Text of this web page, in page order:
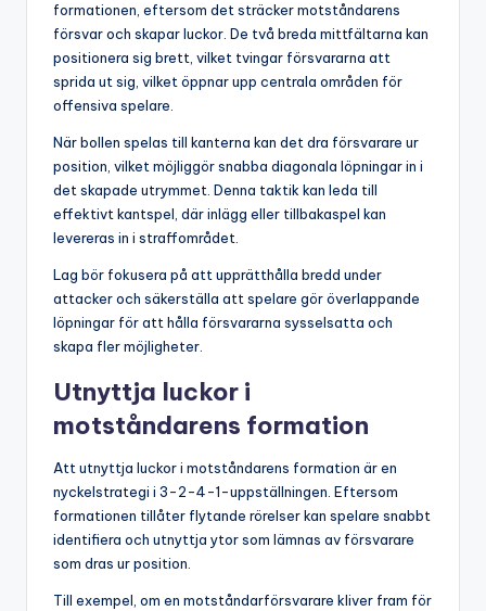
formationen, eftersom det sträcker motståndarens
försvar och skapar luckor. De två breda mittfältarna kan
positionera sig brett, vilket tvingar försvararna att
sprida ut sig, vilket öppnar upp centrala områden för
offensiva spelare.
När bollen spelas till kanterna kan det dra försvarare ur
position, vilket möjliggör snabba diagonala löpningar in i
det skapade utrymmet. Denna taktik kan leda till
effektivt kantspel, där inlägg eller tillbakaspel kan
levereras in i straffområdet.
Lag bör fokusera på att upprätthålla bredd under
attacker och säkerställa att spelare gör överlappande
löpningar för att hålla försvararna sysselsatta och
skapa fler möjligheter.
Utnyttja luckor i
motståndarens formation
Att utnyttja luckor i motståndarens formation är en
nyckelstrategi i 3-2-4-1-uppställningen. Eftersom
formationen tillåter flytande rörelser kan spelare snabbt
identifiera och utnyttja ytor som lämnas av försvarare
som dras ur position.
Till exempel, om en motståndarförsvarare kliver fram för